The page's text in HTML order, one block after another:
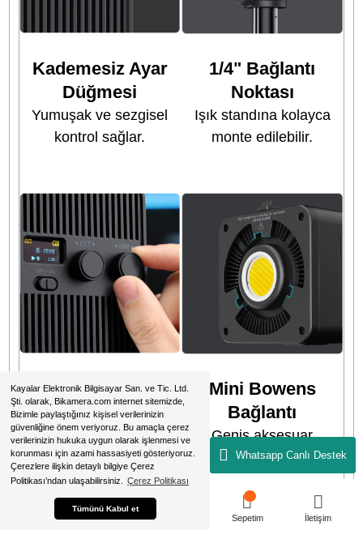
daha etkileyici hâle
getirir.
Hareket Halindeyken
Şarj
5V/3A, 9V/3A, 12V/3A,
15V/3A, 20V/5A ve
etmek için 100W veya
üzeri PD destekli bir şarj
cihazı kullanmanız
önerilir.
Tüm Sahnelere
Çeşitli çekim